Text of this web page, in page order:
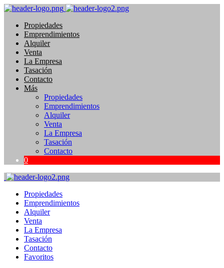
Propiedades
Emprendimientos
Alquiler
Venta
La Empresa
Tasación
Contacto
Más
Propiedades
Emprendimientos
Alquiler
Venta
La Empresa
Tasación
Contacto
0
Propiedades
Emprendimientos
Alquiler
Venta
La Empresa
Tasación
Contacto
Favoritos